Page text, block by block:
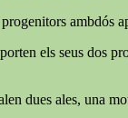
ambdós
els seus dos
dues ales, una